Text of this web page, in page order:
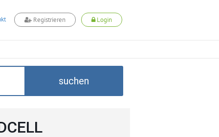
Registrieren Login
suchen